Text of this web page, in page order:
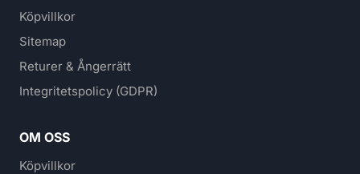
Köpvillkor
Sitemap
Returer & Ångerrätt
Integritetspolicy (GDPR)
OM OSS
Köpvillkor